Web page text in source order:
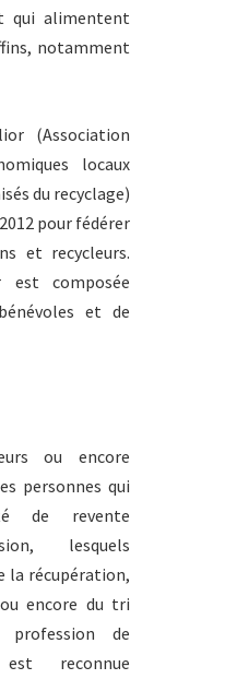
qui alimentent
notamment
(Association
locaux
du recyclage)
pour fédérer
et recycleurs.
est composée
et de
ou encore
personnes qui
de revente
lesquels
la récupération,
encore du tri
de
est reconnue